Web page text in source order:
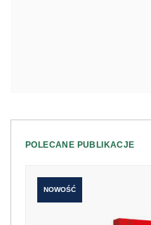
POLECANE PUBLIKACJE
NOWOŚĆ